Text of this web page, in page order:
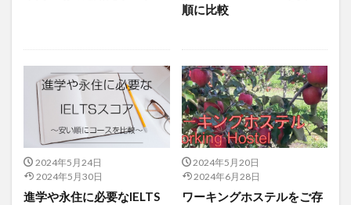
順に比較
2024年5月24日
2024年5月30日
進学や永住に必要なIELTS
2024年5月20日
2024年6月28日
ワーキングホステルをご存